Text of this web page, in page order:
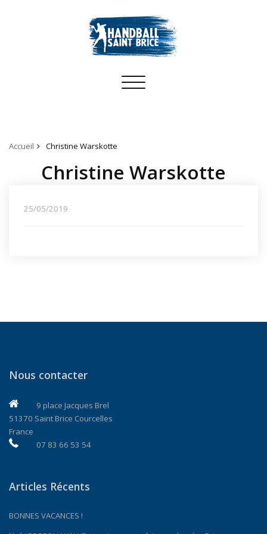
Toggle
Accueil Christine Warskotte
Christine Warskotte
25/05/2019
Nous contacter
9 place Jacques Brel
51370 Saint Brice Courcelles
France
07 83 66 53 54
Articles Récents
BONNES VACANCES !